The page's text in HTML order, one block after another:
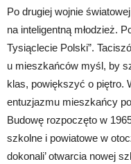
Po drugiej wojnie
na inteligentną młodzież.
Tysiąclecie Polski”.
u mieszkańców myśl, by
klas, powiększyć o piętro.
entuzjazmu mieszkańcy
Budowę rozpoczęto w
szkolne i powiatowe w
dokonali’ otwarcia nowej